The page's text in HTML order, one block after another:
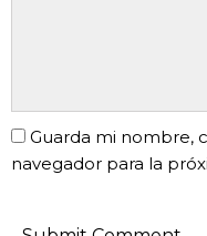
Guarda mi nombre,
navegador para la